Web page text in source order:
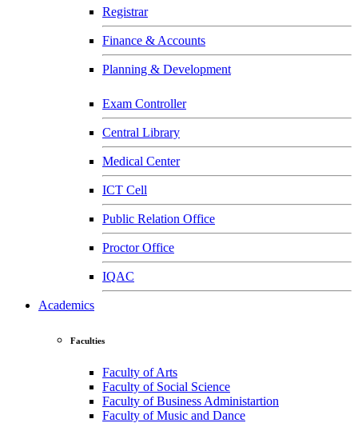
Registrar
Finance & Accounts
Planning & Development
Exam Controller
Central Library
Medical Center
ICT Cell
Public Relation Office
Proctor Office
IQAC
Academics
Faculties
Faculty of Arts
Faculty of Social Science
Faculty of Business Administartion
Faculty of Music and Dance